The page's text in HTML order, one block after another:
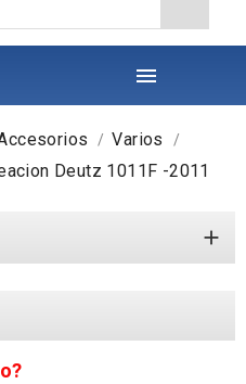

Varios
Deutz 1011F -2011
